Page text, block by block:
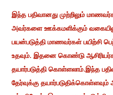
இந்த பதிவானது முற்றிலும்
அவர்களை ஊக்கமளிக்கும்
பயன்படுத்தி மாணவர்கள் பயிற்சி
உதவும். இதனை கொண்டு
தயார்படுத்தி கொள்ளலாம்.இந்த
தேர்வுக்கு தயார்படுதிக்கொள்ளவும்